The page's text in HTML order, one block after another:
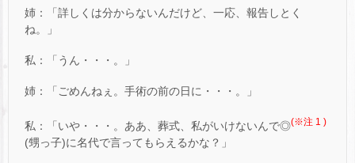
姉：「詳しくは分からないんだけど、一応、報告しとく
ね。」
私：「うん・・・。」
姉：「ごめんねぇ。手術の前の日に・・・。」
私：「いや・・・。ああ、葬式、私がいけないんで◎(※注 1 )
(甥っ子)に名代で言ってもらえるかな？」